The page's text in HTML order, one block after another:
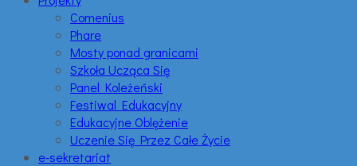
Comenius
Phare
Mosty ponad granicami
Szkoła Ucząca Się
Panel Koleżeński
Festiwal Edukacyjny
Edukacyjne Oblężenie
Uczenie Się Przez Całe Życie
e-sekretariat